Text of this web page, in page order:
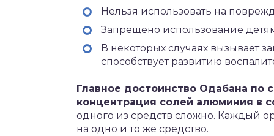
Нельзя использовать на
Запрещено использование
В некоторых случаях вызывает
способствует развитию
Главное достоинство Одабана
концентрация солей алюминия в
одного из средств сложно. Каждый
на одно и то же средство.